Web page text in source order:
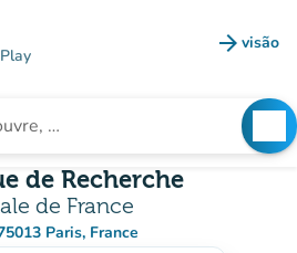
arrow_forward visão
(novo
de Recherche
de France
Paris, France
no Google Maps)
separador)